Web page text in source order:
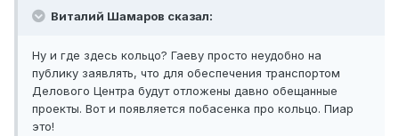
Виталий Шамаров сказал:
Ну и где здесь кольцо? Гаеву просто неудобно на
публику заявлять, что для обеспечения транспортом
Делового Центра будут отложены давно обещанные
проекты. Вот и появляется побасенка про кольцо. Пиар
это!